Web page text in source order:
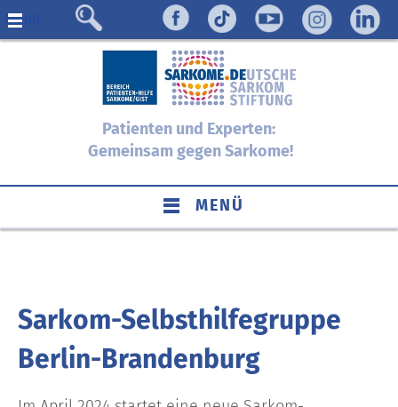
Menü
Patienten und Experten:
Gemeinsam gegen Sarkome!
MENÜ
Sarkom-Selbsthilfegruppe
Berlin-Brandenburg